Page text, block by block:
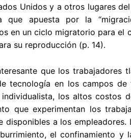
Unidos y a otros lugares
que apuesta por la
en un ciclo migratorio para
su reproducción (p. 14).
que los trabajadores
tecnología en los campos de
los altos costos
que experimentan los
a los
el confinamiento